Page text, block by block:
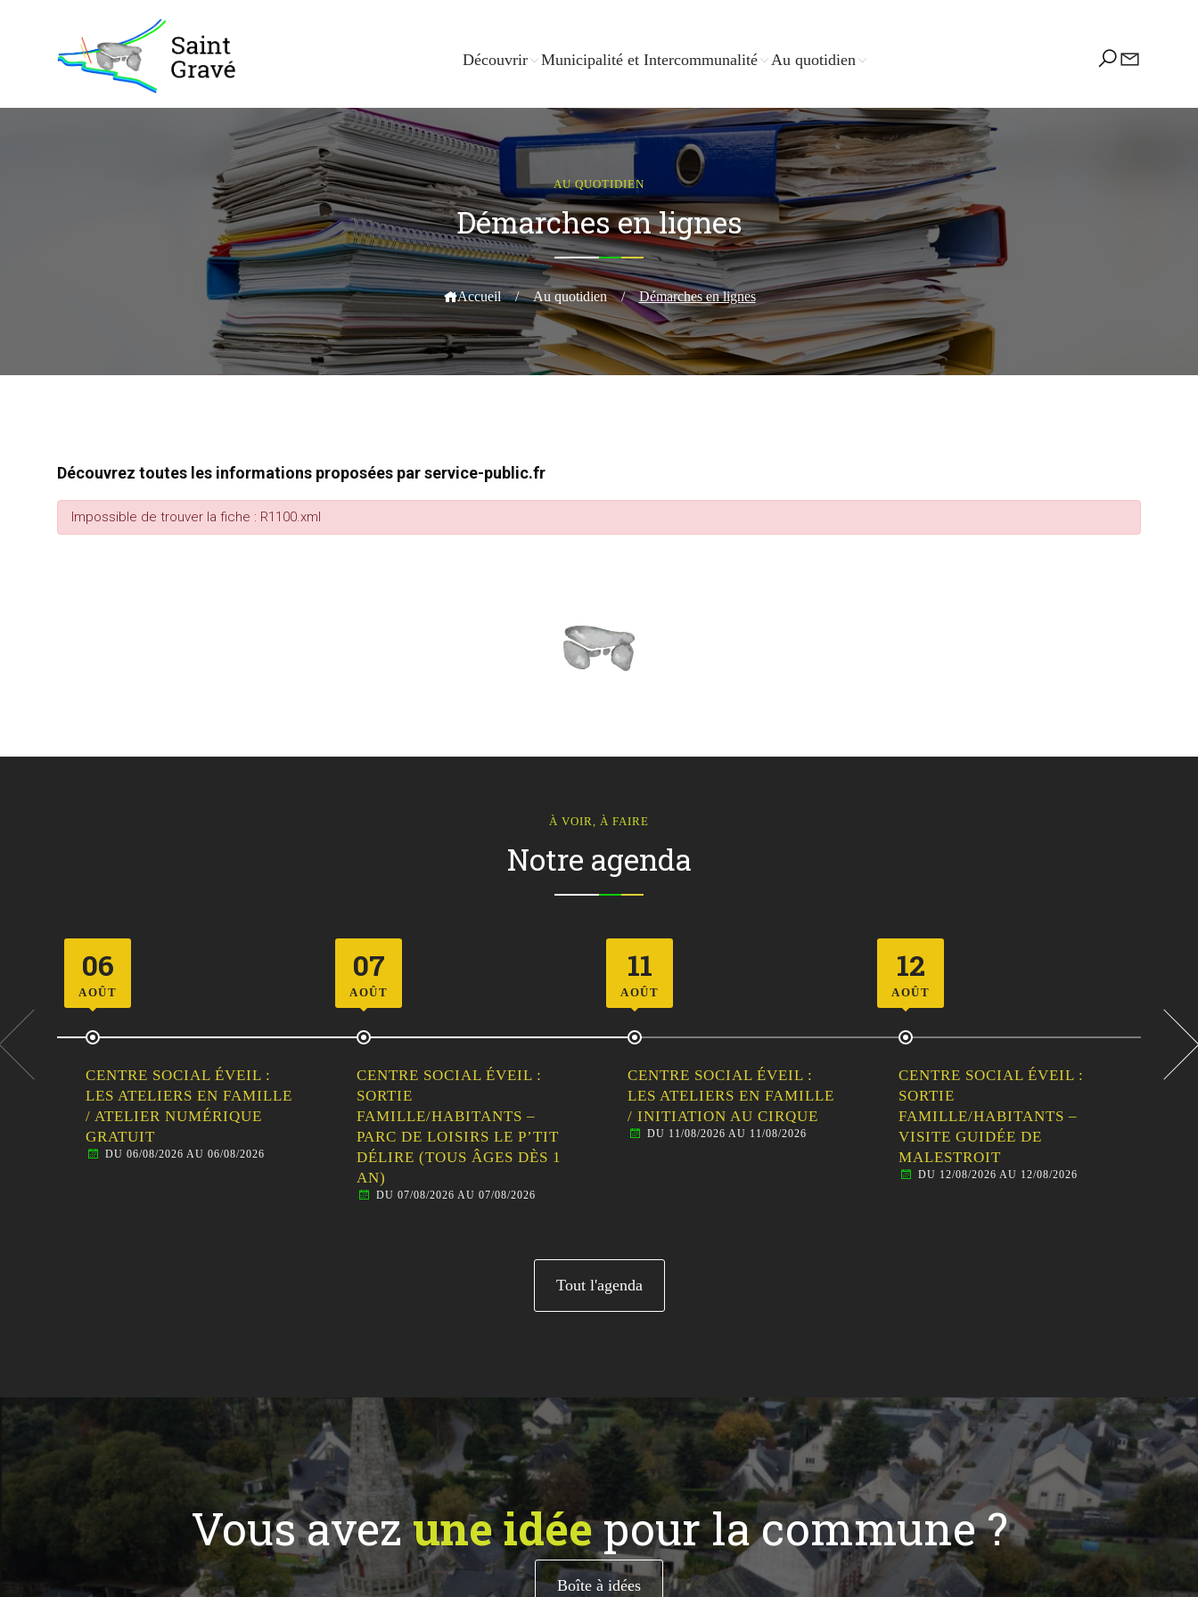
Découvrir Municipalité et Intercommunalité Au quotidien
AU QUOTIDIEN
Démarches en lignes
Accueil / Au quotidien / Démarches en lignes
Découvrez toutes les informations proposées par service-public.fr
Impossible de trouver la fiche : R1100.xml
À VOIR, À FAIRE
Notre agenda
07
AOÛT
CENTRE SOCIAL ÉVEIL :
SORTIE
FAMILLE/HABITANTS –
PARC DE LOISIRS LE P’TIT
DÉLIRE (TOUS ÂGES DÈS 1
11
AOÛT
CENTRE SOCIAL ÉVEIL :
LES ATELIERS EN FAMILLE
/ INITIATION AU CIRQUE
DU 11/08/2026 AU 11/08/2026
12
AOÛT
CENTRE SOCIAL ÉVEIL :
SORTIE
FAMILLE/HABITANTS –
VISITE GUIDÉE DE
23
AOÛT
VIDE-GRENIER DU CLUB
DE L’AMITIÉ
DU 23/08/2026 AU 23/08/2026
Tout l'agenda
Vous avezune idéepour la commune ?
Boîte à idées